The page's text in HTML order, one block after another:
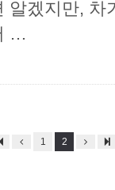
알겠지만, 차
…
1 2